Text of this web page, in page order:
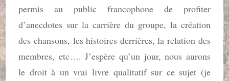
permis au public francophone de profiter
d’anecdotes sur la carrière du groupe, la création
des chansons, les histoires derrières, la relation des
membres, etc…. J’espère qu’un jour, nous aurons
le droit à un vrai livre qualitatif sur ce sujet (je